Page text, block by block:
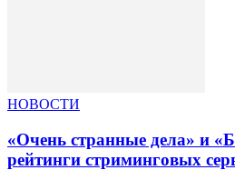
НОВОСТИ
«Очень странные дела» и
рейтинги стриминговых